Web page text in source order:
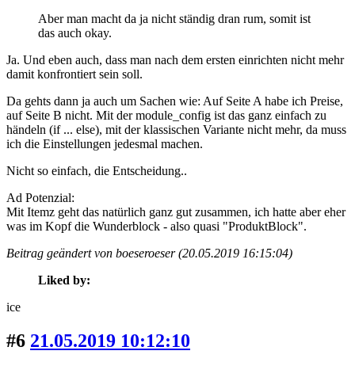
Aber man macht da ja nicht ständig dran rum, somit ist
das auch okay.
Ja. Und eben auch, dass man nach dem ersten einrichten nicht mehr
damit konfrontiert sein soll.
Da gehts dann ja auch um Sachen wie: Auf Seite A habe ich Preise,
auf Seite B nicht. Mit der module_config ist das ganz einfach zu
händeln (if ... else), mit der klassischen Variante nicht mehr, da muss
ich die Einstellungen jedesmal machen.
Nicht so einfach, die Entscheidung..
Ad Potenzial:
Mit Itemz geht das natürlich ganz gut zusammen, ich hatte aber eher
was im Kopf die Wunderblock - also quasi "ProduktBlock".
Beitrag geändert von boeseroeser (20.05.2019 16:15:04)
Liked by:
ice
#6 21.05.2019 10:12:10